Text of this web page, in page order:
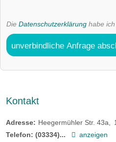
Die Datenschutzerklärung habe
unverbindliche Anfrage
Kontakt
Adresse: Heegermühler Str. 43a
Telefon: (03334)...
anzeigen